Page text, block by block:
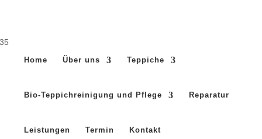
Home Über uns Teppiche
Bio-Teppichreinigung und Pflege Reparatur
Leistungen Termin Kontakt